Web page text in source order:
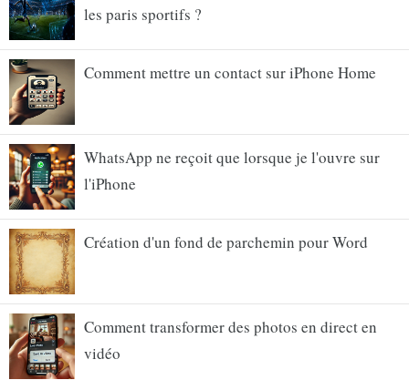
les paris sportifs ?
Comment mettre un contact sur iPhone Home
WhatsApp ne reçoit que lorsque je l'ouvre sur
l'iPhone
Création d'un fond de parchemin pour Word
Comment transformer des photos en direct en
vidéo